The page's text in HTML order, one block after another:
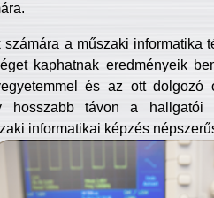
számára a műszaki informatika
kaphatnak eredményeik
és az ott
hosszabb távon a
informatikai képzés